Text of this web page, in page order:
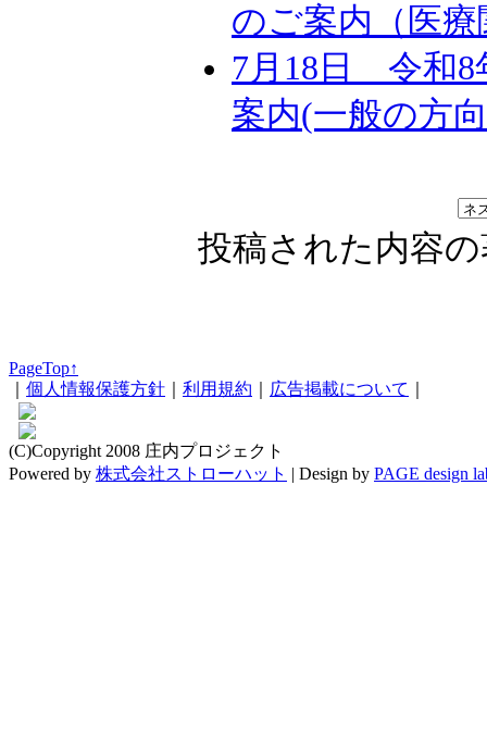
のご案内（医
7月18日 令和8
案内(一般の方
投稿された内容
PageTop↑
個人情報保護方針 利用規約 広告掲載について
(C)Copyright 2008 庄内プロジェクト
Powered by 株式会社ストローハット | Design by PAGE design